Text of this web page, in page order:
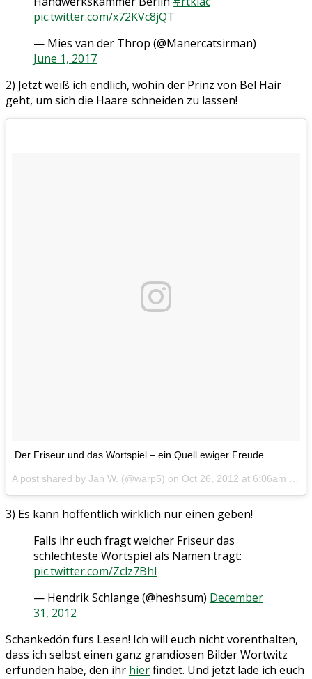
pic.twitter.com/x72KVc8jQT
— Mies van der Throp (@Manercatsirman)
June 1, 2017
2) Jetzt weiß ich endlich, wohin der Prinz von Bel Hair
geht, um sich die Haare schneiden zu lassen!
Der Friseur und das Wortspiel – ein Quell ewiger Freude…
A post shared by Jan W. (@warp5) on Oct 26, 2012 at 6:06am PDT
3) Es kann hoffentlich wirklich nur einen geben!
Falls ihr euch fragt welcher Friseur das
schlechteste Wortspiel als Namen trägt:
pic.twitter.com/Zclz7BhI
— Hendrik Schlange (@heshsum) December
31, 2012
Schankedön fürs Lesen! Ich will euch nicht vorenthalten,
dass ich selbst einen ganz grandiosen Bilder Wortwitz
erfunden habe, den ihr hierfindet. Und jetzt lade ich euch